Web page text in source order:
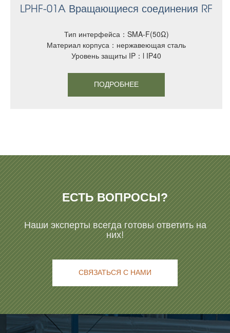
LPHF-01A Вращающиеся соединения RF
Тип интерфейса：SMA-F(50Ω)
Материал корпуса：нержавеющая сталь
Уровень защиты IP：l IP40
ПОДРОБНЕЕ
ЕСТЬ ВОПРОСЫ?
Наши эксперты всегда готовы ответить на
них!
СВЯЗАТЬСЯ С НАМИ